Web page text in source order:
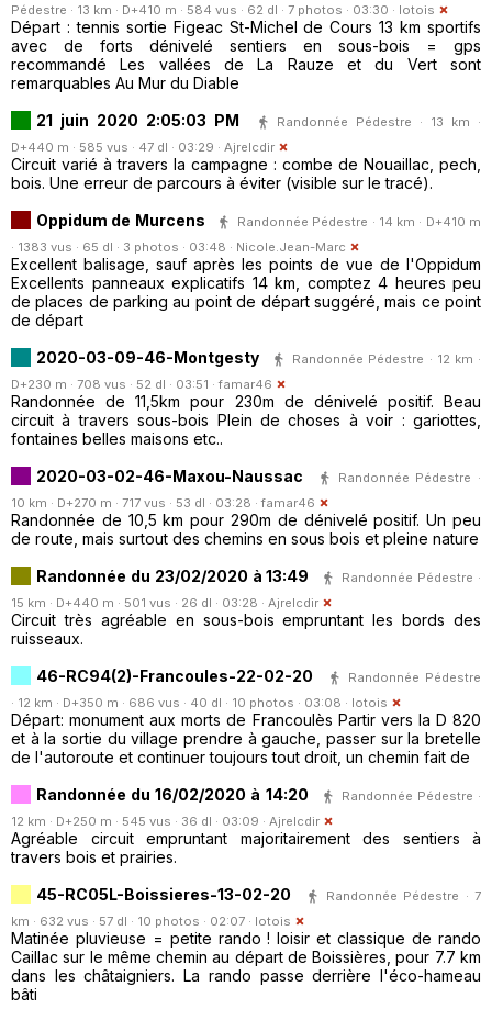
Pédestre · 13 km · D+410 m · 584 vus · 62 dl · 7 photos · 03:30 · lotois
Départ : tennis sortie Figeac St-Michel de Cours 13 km sportifs
avec de forts dénivelé sentiers en sous-bois = gps
recommandé Les vallées de La Rauze et du Vert sont
remarquables Au Mur du Diable
21 juin 2020 2:05:03 PM
Randonnée Pédestre · 13 km ·
D+440 m · 585 vus · 47 dl · 03:29 · Ajrelcdir
Circuit varié à travers la campagne : combe de Nouaillac, pech,
bois. Une erreur de parcours à éviter (visible sur le tracé).
Oppidum de Murcens
Randonnée Pédestre · 14 km · D+410 m
· 1383 vus · 65 dl · 3 photos · 03:48 · Nicole.Jean-Marc
Excellent balisage, sauf après les points de vue de l'Oppidum
Excellents panneaux explicatifs 14 km, comptez 4 heures peu
de places de parking au point de départ suggéré, mais ce point
de départ
2020-03-09-46-Montgesty
Randonnée Pédestre · 12 km ·
D+230 m · 708 vus · 52 dl · 03:51 · famar46
Randonnée de 11,5km pour 230m de dénivelé positif. Beau
circuit à travers sous-bois Plein de choses à voir : gariottes,
fontaines belles maisons etc..
2020-03-02-46-Maxou-Naussac
Randonnée Pédestre ·
10 km · D+270 m · 717 vus · 53 dl · 03:28 · famar46
Randonnée de 10,5 km pour 290m de dénivelé positif. Un peu
de route, mais surtout des chemins en sous bois et pleine nature
Randonnée du 23/02/2020 à 13:49
Randonnée Pédestre ·
15 km · D+440 m · 501 vus · 26 dl · 03:28 · Ajrelcdir
Circuit très agréable en sous-bois empruntant les bords des
ruisseaux.
46-RC94(2)-Francoules-22-02-20
Randonnée Pédestre
· 12 km · D+350 m · 686 vus · 40 dl · 10 photos · 03:08 · lotois
Départ: monument aux morts de Francoulès Partir vers la D 820
et à la sortie du village prendre à gauche, passer sur la bretelle
de l'autoroute et continuer toujours tout droit, un chemin fait de
Randonnée du 16/02/2020 à 14:20
Randonnée Pédestre ·
12 km · D+250 m · 545 vus · 36 dl · 03:09 · Ajrelcdir
Agréable circuit empruntant majoritairement des sentiers à
travers bois et prairies.
45-RC05L-Boissieres-13-02-20
Randonnée Pédestre · 7
km · 632 vus · 57 dl · 10 photos · 02:07 · lotois
Matinée pluvieuse = petite rando ! loisir et classique de rando
Caillac sur le même chemin au départ de Boissières, pour 7.7 km
dans les châtaigniers. La rando passe derrière l'éco-hameau
bâti